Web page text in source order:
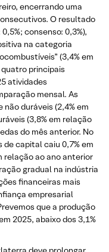
encerrando uma
O resultado
consenso: 0,3%),
na categoria
(3,4% em
principais
atividades
mensal. As
duráveis (2,4% em
(3,8% em relação
do mês anterior. No
capital caiu 0,7% em
relação ao ano anterior
gradual na indústria
financeiras mais
empresarial
que a produção
2025, abaixo dos 3,1%